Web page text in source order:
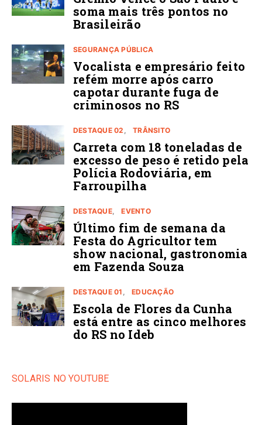
soma mais três pontos no
Brasileirão
SEGURANÇA PÚBLICA
Vocalista e empresário feito
refém morre após carro
capotar durante fuga de
criminosos no RS
DESTAQUE 02 TRÂNSITO
Carreta com 18 toneladas de
excesso de peso é retido pela
Polícia Rodoviária, em
Farroupilha
DESTAQUE EVENTO
Último fim de semana da
Festa do Agricultor tem
show nacional, gastronomia
em Fazenda Souza
DESTAQUE 01 EDUCAÇÃO
Escola de Flores da Cunha
está entre as cinco melhores
do RS no Ideb
SOLARIS NO YOUTUBE